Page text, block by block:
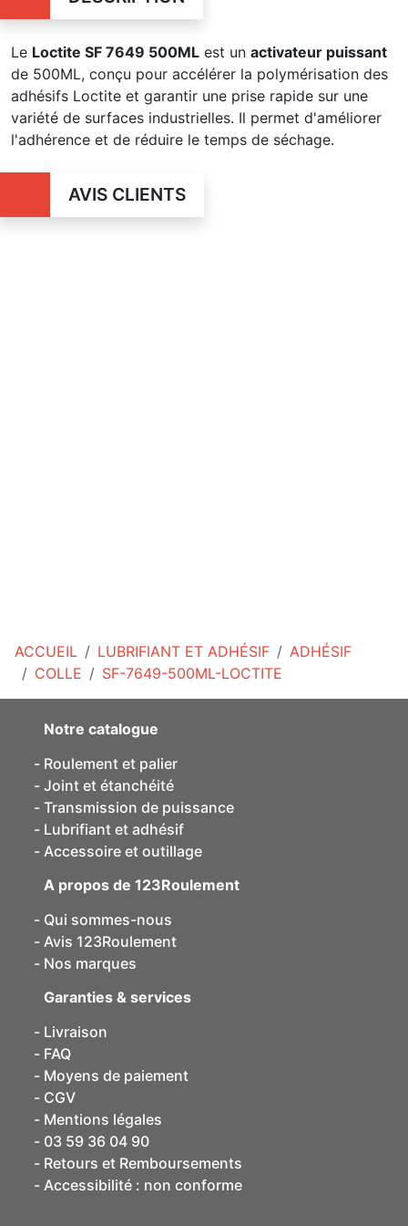
ACCUEIL LUBRIFIANT ET ADHÉSIF
ADHÉSIF
COLLE
SF-7649-500ML-LOCTITE
Le Loctite SF 7649 500ML est un activateur puissant
de 500ML, conçu pour accélérer la polymérisation des
adhésifs Loctite et garantir une prise rapide sur une
variété de surfaces industrielles. Il permet d'améliorer
l'adhérence et de réduire le temps de séchage.
AVIS CLIENTS
Notre catalogue
Roulement et palier
Joint et étanchéité
Transmission de puissance
Lubrifiant et adhésif
Accessoire et outillage
A propos de 123Roulement
Qui sommes-nous
Avis 123Roulement
Nos marques
Garanties & services
Livraison
FAQ
Moyens de paiement
CGV
Mentions légales
03 59 36 04 90
Retours et Remboursements
Accessibilité : non conforme